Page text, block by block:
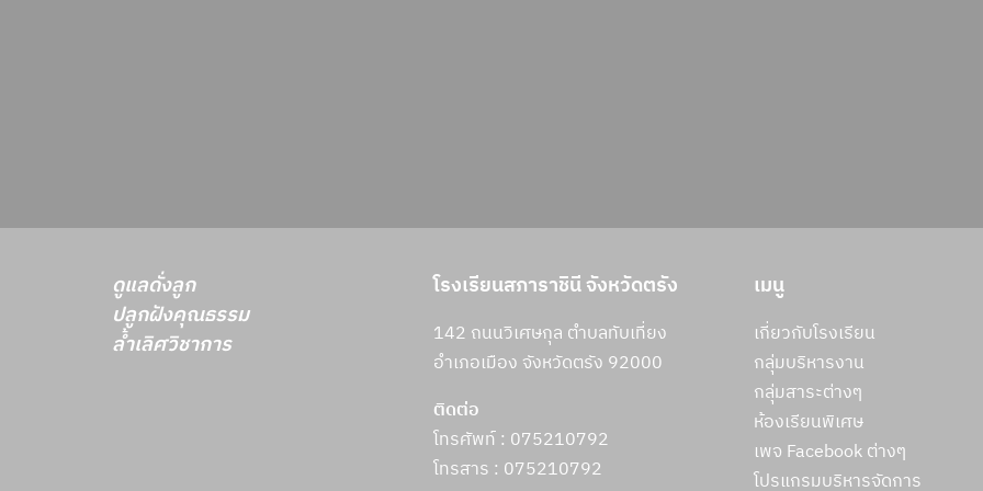
ดูแลดั่งลูก
ปลูกฝังคุณธรรม
ล้ำเลิศวิชาการ
โรงเรียนสภาราชินี จังหวัดตรัง
142 ถนนวิเศษกุล ตำบลทับเที่ยง
อำเภอเมือง จังหวัดตรัง 92000
ติดต่อ
โทรศัพท์ : 075210792
โทรสาร : 075210792
เมนู
เกี่ยวกับโรงเรียน
กลุ่มบริหารงาน
กลุ่มสาระต่างๆ
ห้องเรียนพิเศษ
เพจ Facebook ต่างๆ
โปรแกรมบริหารจัดการ